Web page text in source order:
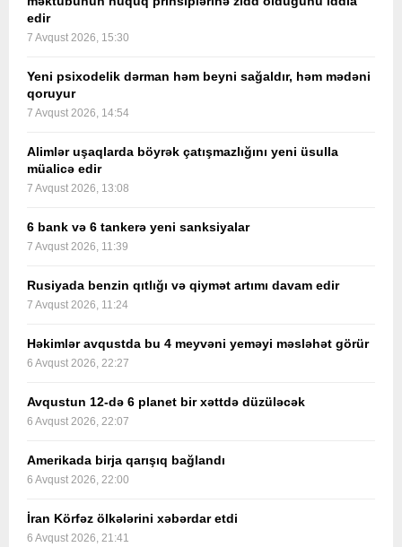
edir
7 Avqust 2026, 15:30
Yeni psixodelik dərman həm beyni sağaldır, həm mədəni
qoruyur
7 Avqust 2026, 14:54
Alimlər uşaqlarda böyrək çatışmazlığını yeni üsulla
müalicə edir
7 Avqust 2026, 13:08
6 bank və 6 tankerə yeni sanksiyalar
7 Avqust 2026, 11:39
Rusiyada benzin qıtlığı və qiymət artımı davam edir
7 Avqust 2026, 11:24
Həkimlər avqustda bu 4 meyvəni yeməyi məsləhət görür
6 Avqust 2026, 22:27
Avqustun 12-də 6 planet bir xəttdə düzüləcək
6 Avqust 2026, 22:07
Amerikada birja qarışıq bağlandı
6 Avqust 2026, 22:00
İran Körfəz ölkələrini xəbərdar etdi
6 Avqust 2026, 21:41